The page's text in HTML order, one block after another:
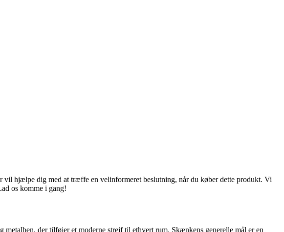
hjælpe dig med at træffe en velinformeret beslutning, når du køber dette produkt. Vi
os komme i gang!
der tilføjer et moderne strejf til ethvert rum. Skænkens generelle mål er en